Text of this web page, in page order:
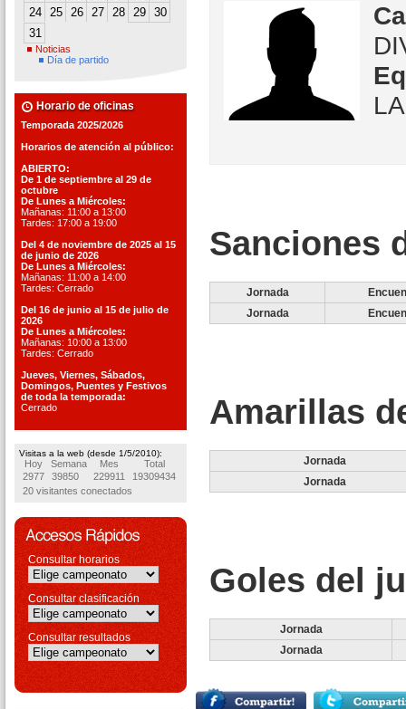
24 25 26 27 28 29 30
31
Noticias
Día de partido
Horario de oficinas
Temporada 2025/2026
Horarios de atención al público:
ABIERTO:
De 1 de septiembre al 29 de
octubre
De Lunes a Miércoles:
Mañanas: 11:00 a 13:00
Tardes: 17:00 a 19:00
Del 4 de noviembre de 2025 al 15
de junio de 2026
De Lunes a Miércoles:
Mañanas: 11:00 a 14:00
Tardes: Cerrado
Del 16 de junio al 15 de julio de
2026
De Lunes a Miércoles:
Mañanas: 10:00 a 13:00
Tardes: Cerrado
Jueves, Viernes, Sábados,
Domingos, Puentes y Festivos
de toda la temporada:
Cerrado
Visitas a la web (desde 1/5/2010):
Hoy Semana Mes
Total
2977
39850 229911
19309434
20 visitantes conectados
Consultar horarios
Consultar clasificación
Consultar resultados
Sanciones
Jornada
Jornada
Amarillas
Jornada
Jornada
Goles del
Jornada
Jornada